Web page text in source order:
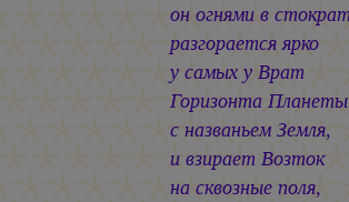
он огнями в
разгорается ярко
у самых у Врат
Горизонта Планеты
с названьем Земля,
и взирает Возток
на сквозные поля,